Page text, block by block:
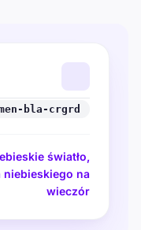
bla-crgrd
światło,
niebieskiego na
wieczór